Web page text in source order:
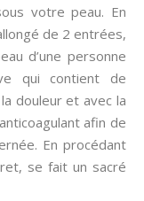
votre peau. En
de 2 entrées,
d’une personne
qui contient de
douleur et avec la
afin de
En procédant
se fait un sacré